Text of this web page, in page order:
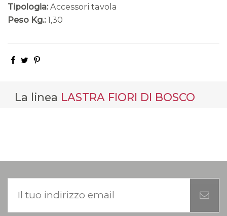
Tipologia: Accessori tavola
Peso Kg.: 1,30
La linea LASTRA FIORI DI BOSCO